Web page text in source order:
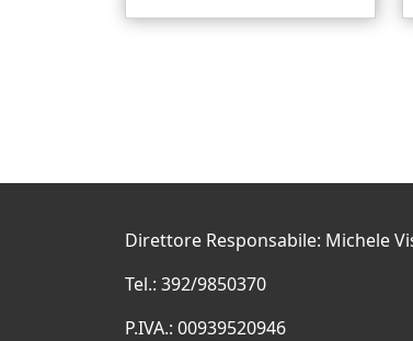
Direttore Responsabile: Michele
Tel.: 392/9850370
P.IVA.: 00939520946